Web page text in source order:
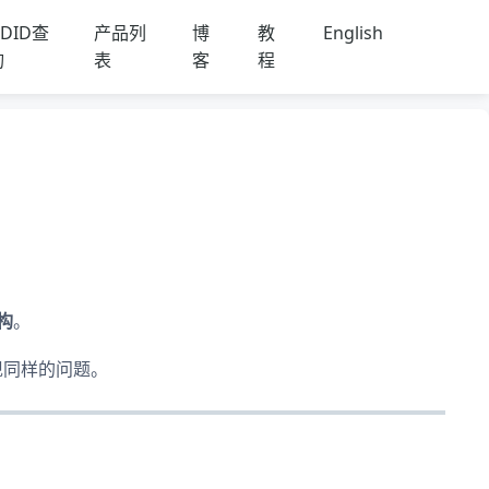
查
产品列
表
博
客
教
程
English
。
样的问题。